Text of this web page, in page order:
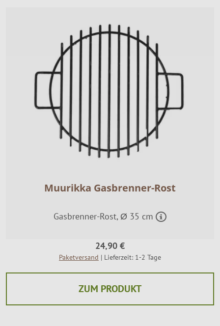
Muurikka Gasbrenner-Rost
Gasbrenner-Rost, Ø 35 cm
24,90 €
Paketversand | Lieferzeit: 1-2 Tage
ZUM PRODUKT